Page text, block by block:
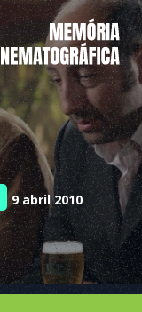
9 abril 2010